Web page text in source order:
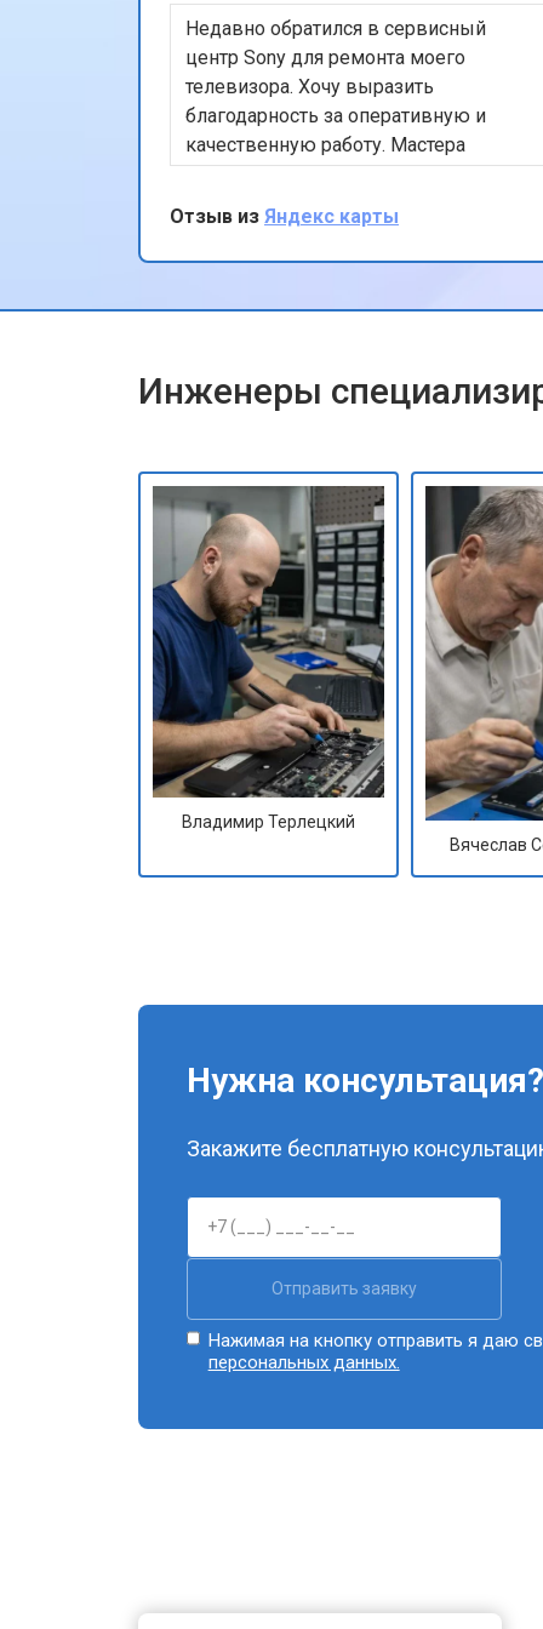
Замена Wi-Fi ноутбука Sony
Ремонт цепи питания
Замена USB порта
Замена звуковой карты
Замена кулера ноутбука Sony
Замена микрофона
Замена оперативной памяти
Прошивка BIOS ноутбука Sony
Замена северного моста
Ремонт петель ноутбука Sony
Недавно обратился в сервисный
центр Sony для ремонта моего
телевизора. Хочу выразить
благодарность за оперативную и
качественную работу. Мастера
профессионально устранили
проблему, и теперь мой телевизор
работает безупречно. Особенно
порадовало, что ремонт был
вашу работу!
Отзыв из Яндекс карты
Инженеры
Владимир Терлецкий
Вячеслав
Нужна консультация?
Закажите бесплатную
Отправить заявку
Нажимая на кнопку отправить я даю
персональных данных.